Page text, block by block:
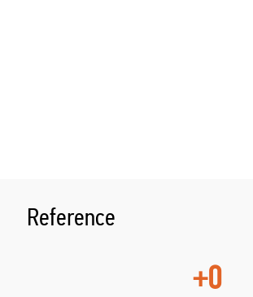
Reference
+0